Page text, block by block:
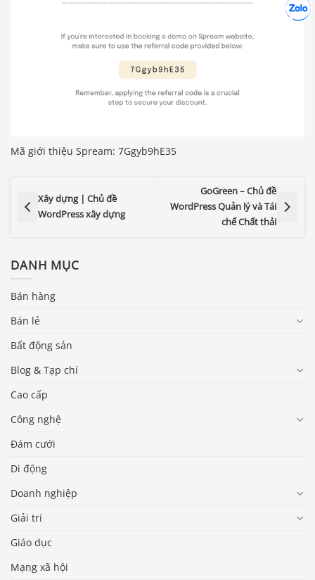
Mã giới thiệu Spream: 7Ggyb9hE35
Xây dựng | Chủ đề
WordPress xây dựng
GoGreen – Chủ đề
WordPress Quản lý và Tái
chế Chất thải
DANH MỤC
Bán hàng
Bán lẻ
Bất động sản
Blog & Tạp chí
Cao cấp
Công nghệ
Đám cưới
Di động
Doanh nghiệp
Giải trí
Giáo dục
Mạng xã hội
Chát